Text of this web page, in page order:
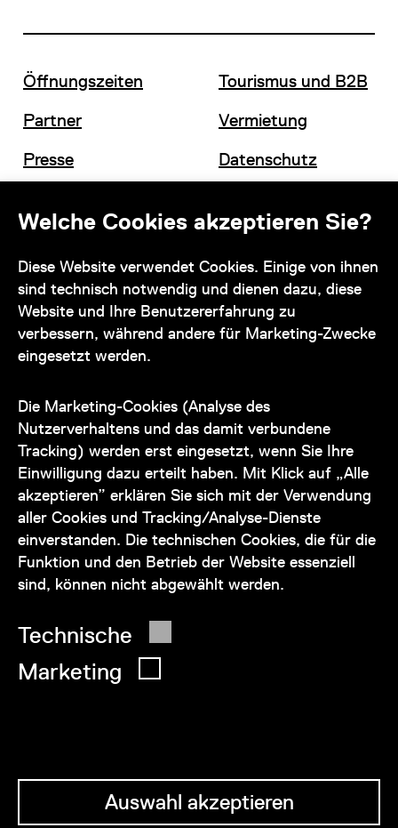
Welche Cookies akzeptieren Sie?
Diese Website verwendet Cookies. Einige von ihnen
sind technisch notwendig und dienen dazu, diese
Website und Ihre Benutzererfahrung zu
verbessern, während andere für Marketing-Zwecke
eingesetzt werden.
Die Marketing-Cookies (Analyse des
Nutzerverhaltens und das damit verbundene
Tracking) werden erst eingesetzt, wenn Sie Ihre
Einwilligung dazu erteilt haben. Mit Klick auf „Alle
akzeptieren” erklären Sie sich mit der Verwendung
aller Cookies und Tracking/Analyse-Dienste
einverstanden. Die technischen Cookies, die für die
Funktion und den Betrieb der Website essenziell
sind, können nicht abgewählt werden.
Technische
Marketing
Auswahl akzeptieren
Öffnungszeiten
Partner
Presse
Tourismus und B2B
Vermietung
Datenschutz
Kontakt
zu den Öffnungszeiten des Museums
auch telefonisch zur Verfügung:
+43 1 505 87 47 85173
service@wienmuseum.at
© 2026 Wien Museum